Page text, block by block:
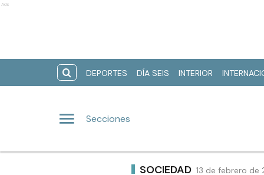
Ads
DEPORTES DÍA SEIS INTERIOR
Secciones
SOCIEDAD 13 de febrero de